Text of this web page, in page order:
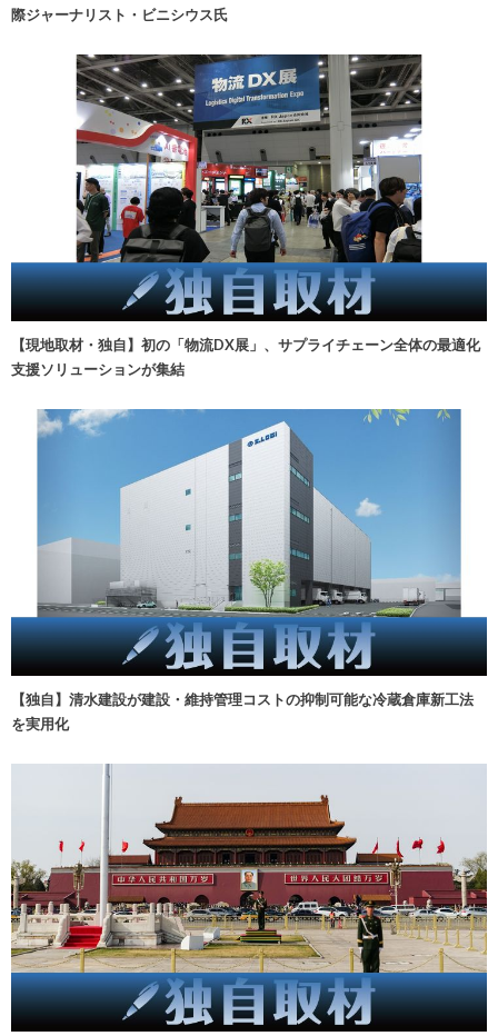
際ジャーナリスト・ビニシウス氏
【現地取材・独自】初の「物流DX展」、サプライチェーン全体の最適化
支援ソリューションが集結
【独自】清水建設が建設・維持管理コストの抑制可能な冷蔵倉庫新工法
を実用化